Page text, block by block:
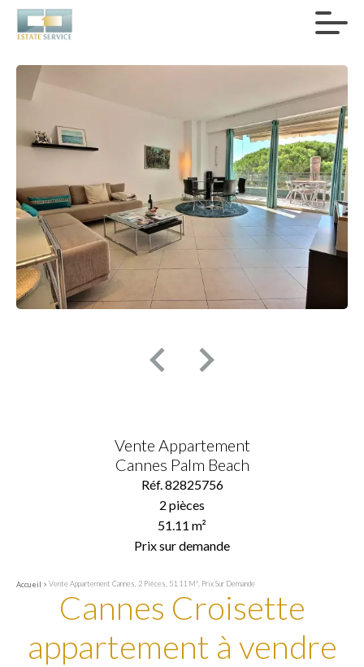
Vente Appartement
Cannes Palm Beach
Réf. 82825756
2 pièces
51.11 m²
Prix sur demande
Accueil Vente Appartement Cannes, 2 Pièces, 51.11 M², Prix Sur Demande
Cannes Croisette
appartement à vendre